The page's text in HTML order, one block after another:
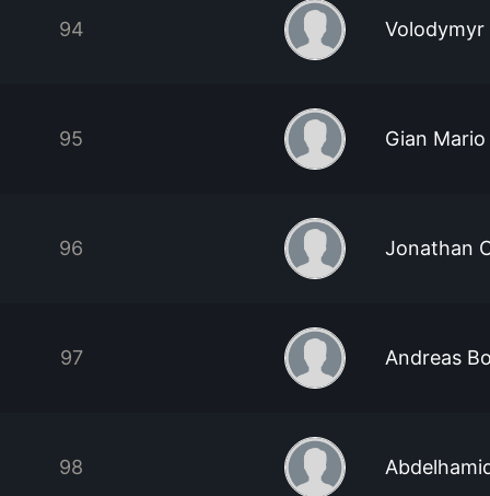
94 Volodymyr
95 Gian
96 Jonathan
97 Andreas
98